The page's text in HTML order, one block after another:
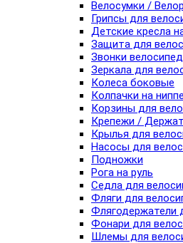
Велосумки /
Грипсы для
Детские кресла
Защита для
Звонки
Зеркала для
Колеса боковые
Колпачки на
Корзины для
Крепежи /
Крылья для
Насосы для
Подножки
Рога на руль
Седла для
Фляги для
Флягодержатели
Фонари для
Шлемы для